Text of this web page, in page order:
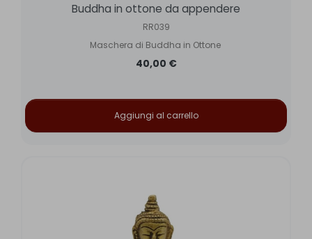
Buddha in ottone da appendere
RR039
Maschera di Buddha in Ottone
40,00 €
Aggiungi al carrello